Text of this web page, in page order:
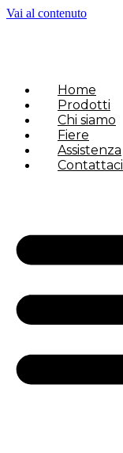
Vai al contenuto
Home
Prodotti
Chi siamo
Fiere
Assistenza
Contattaci